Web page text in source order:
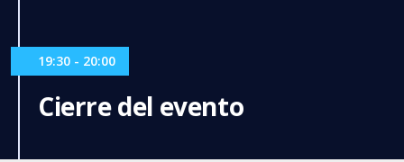
19:30 - 20:00
Cierre del evento